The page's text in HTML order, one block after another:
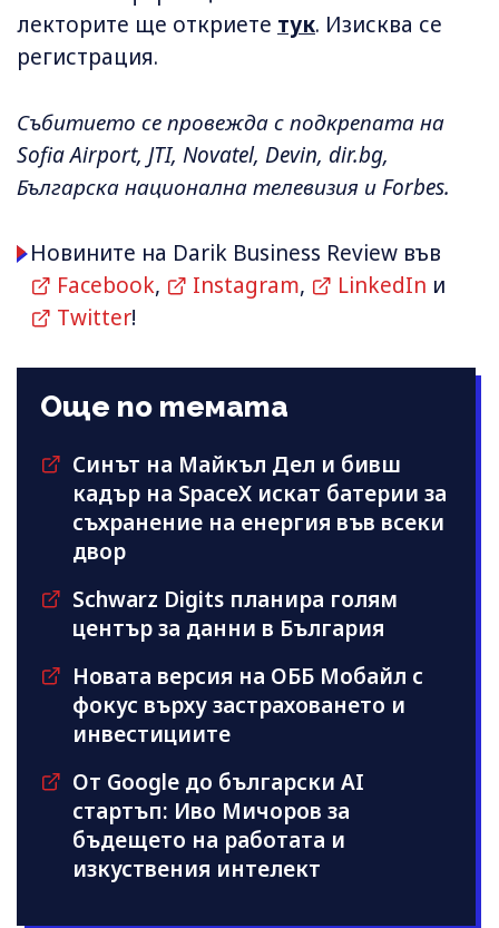
лекторите ще откриете тук. Изисква се
регистрация.
Събитието се провежда с подкрепата на
Sofia Airport, JTI, Novatel, Devin, dir.bg,
Българска национална телевизия и Forbes.
Новините на Darik Business Review във
Facebook, Instagram, LinkedIn и
Twitter!
Още по темата
Синът на Майкъл Дeл и бивш
кадър на SpaceX искат батерии за
съхранение на енергия във всеки
двор
Schwarz Digits планира голям
център за данни в България
Новата версия на ОББ Мобайл с
фокус върху застраховането и
инвестициите
От Google до български AI
стартъп: Иво Мичоров за
бъдещето на работата и
изкуствения интелект